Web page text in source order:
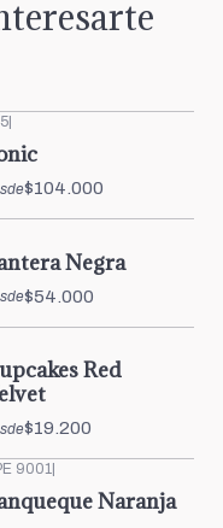
$104.000
Negra
$54.000
Red
$19.200
9001
Naranja